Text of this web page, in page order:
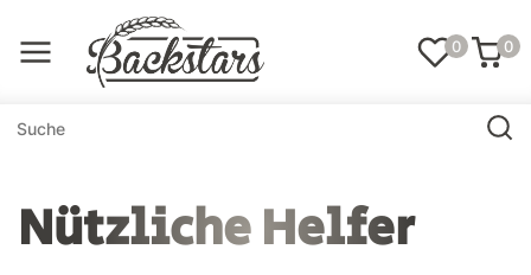
0 0
Nützliche Helfer